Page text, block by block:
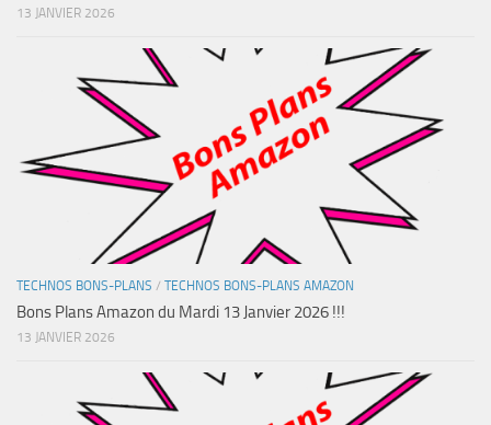
13 JANVIER 2026
TECHNOS BONS-PLANS / TECHNOS BONS-PLANS AMAZON
Bons Plans Amazon du Mardi 13 Janvier 2026 !!!
13 JANVIER 2026